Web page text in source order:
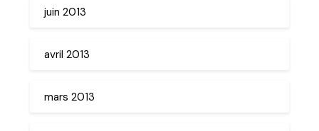
juin 2013
avril 2013
mars 2013